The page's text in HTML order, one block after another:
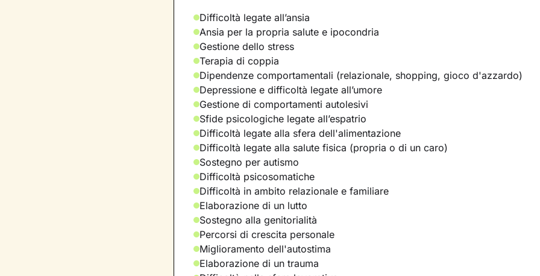
Difficoltà legate all’ansia
Ansia per la propria salute e ipocondria
Gestione dello stress
Terapia di coppia
Dipendenze comportamentali (relazionale, shopping, gioco d'azzardo)
Depressione e difficoltà legate all’umore
Gestione di comportamenti autolesivi
Sfide psicologiche legate all’espatrio
Difficoltà legate alla sfera dell'alimentazione
Difficoltà legate alla salute fisica (propria o di un caro)
Sostegno per autismo
Difficoltà psicosomatiche
Difficoltà in ambito relazionale e familiare
Elaborazione di un lutto
Sostegno alla genitorialità
Percorsi di crescita personale
Miglioramento dell'autostima
Elaborazione di un trauma